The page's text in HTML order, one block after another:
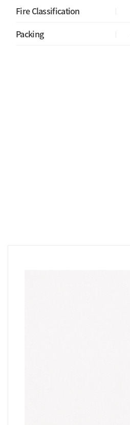
Fire Classification
Packing